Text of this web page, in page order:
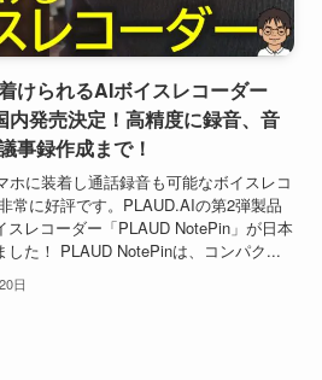
けられるAIボイスレコーダー
内発売決定！高精度に録音、音
事録作成まで！
ホに装着し通話録音も可能なボイスレコ
常に好評です。PLAUD.AIの第2弾製品
スレコーダー「PLAUD NotePin」が日本
した！ PLAUD NotePinは、コンパク...
日